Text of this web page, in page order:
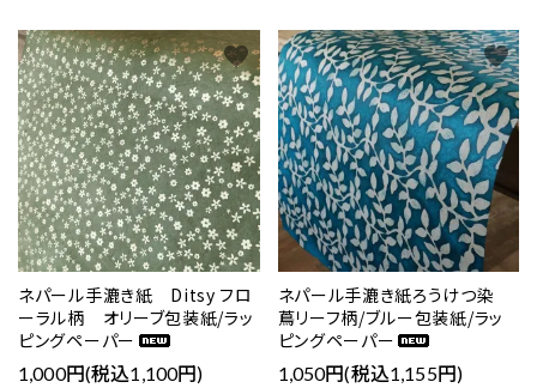
ネパール手漉き紙 Ditsy フロ
ーラル柄 オリーブ包装紙/ラッ
ピングペーパー
1,000円(税込1,100円)
favorite
ネパール手漉き紙ろうけつ染
蔦リーフ柄/ブルー包装紙/ラッ
ピングペーパー
1,050円(税込1,155円)
favorite